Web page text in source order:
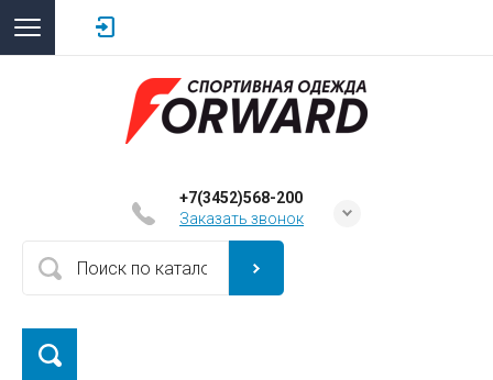
+7(3452)568-200
Заказать звонок